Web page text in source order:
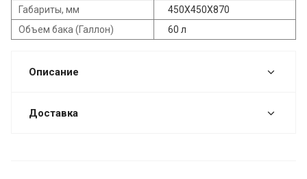
Габариты, мм
450X450X870
Объем бака (Галлон)
60 л
Описание
Доставка